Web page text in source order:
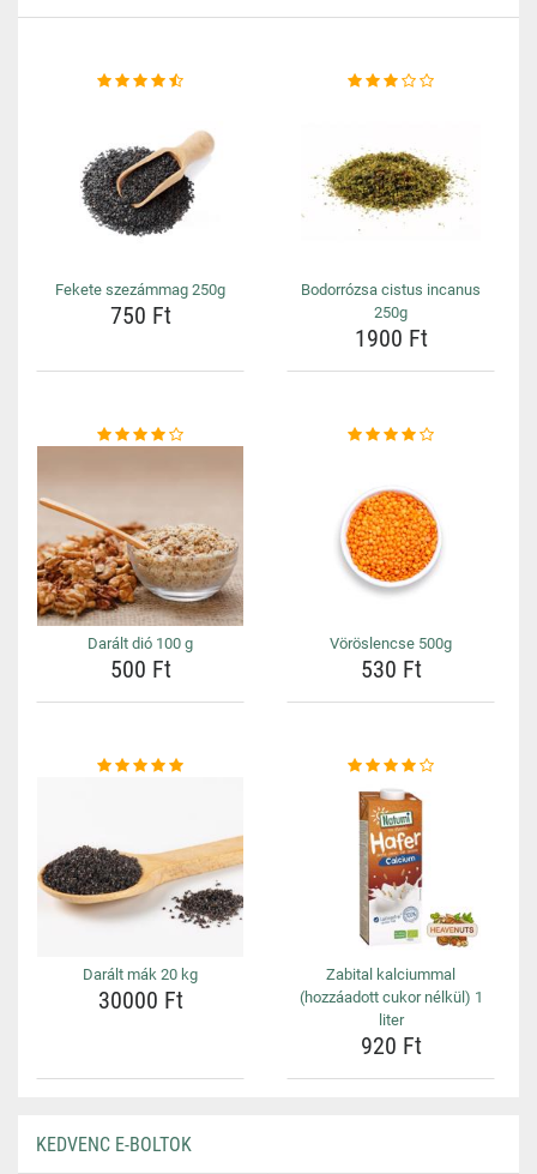
Fekete szezámmag 250g
750 Ft
Bodorrózsa cistus incanus
250g
1900 Ft
Darált dió 100 g
500 Ft
Vöröslencse 500g
530 Ft
Darált mák 20 kg
30000 Ft
Zabital kalciummal
(hozzáadott cukor nélkül) 1
liter
920 Ft
KEDVENC E-BOLTOK